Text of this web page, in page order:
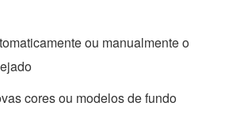
ou manualmente o
cores ou modelos de fundo